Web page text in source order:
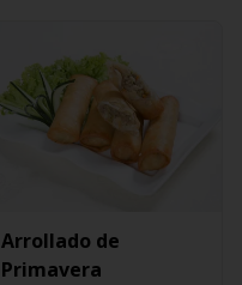
Arrollado de
Primavera